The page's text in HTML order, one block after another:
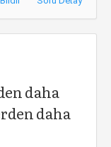
daha
daha